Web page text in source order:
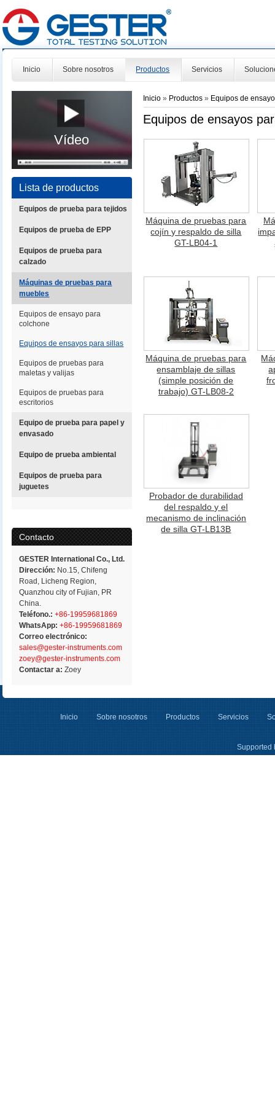
Inicio Sobre nosotros Productos Servicios
Vídeo
Lista de productos
Equipos de prueba para tejidos
Equipos de prueba de EPP
Equipos de prueba para
calzado
Máquinas de pruebas para
muebles
Equipos de ensayo para
colchone
Equipos de ensayos para sillas
Equipos de pruebas para
maletas y valijas
Equipos de pruebas para
escritorios
Equipo de prueba para papel y
envasado
Equipo de prueba ambiental
Equipos de prueba para
juguetes
Contacto
GESTER International Co., Ltd.
Dirección: No.15, Chifeng
Road, Licheng Region,
Quanzhou city of Fujian, PR
China.
Teléfono.: +86-19959681869
WhatsApp: +86-19959681869
Correo electrónico:
sales@gester-instruments.com
zoey@gester-instruments.com
Contactar a:Zoey
Inicio » Productos» Equipos de
Equipos de ensayos
Máquina de pruebas para
cojín y respaldo de silla
GT-LB04-1
Máquina de pruebas para
ensamblaje de sillas
(simple posición de
trabajo) GT-LB08-2
Probador de durabilidad
del respaldo y el
mecanismo de inclinación
de silla GT-LB13B
Inicio Sobre nosotros Productos Servicios
Supported